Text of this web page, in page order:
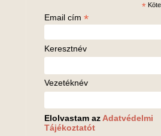
*
Email cím *
Keresztnév
Vezetéknév
Elolvastam azAdatvédelmi
Tájékoztatót